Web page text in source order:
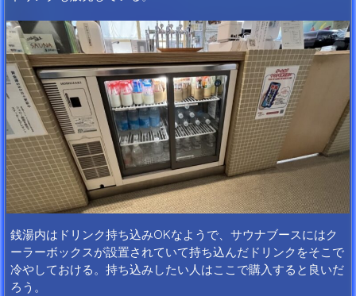
銭湯内はドリンク持ち込みOKなようで、サウナブースにはク
ーラーボックスが設置されていて持ち込んだドリンクをそこで
冷やしておける。持ち込みしたい人はここで購入すると良いだ
ろう。